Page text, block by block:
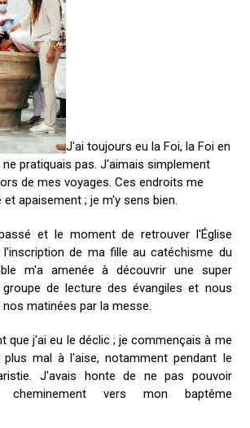
J'ai toujours eu la Foi, la Foi en
ne pratiquais pas. J'aimais simplement
de mes voyages. Ces endroits me
apaisement ; je m'y sens bien.
et le moment de retrouver l'Église
l'inscription de ma fille au catéchisme du
m'a amenée à découvrir une super
de lecture des évangiles et nous
matinées par la messe.
que j'ai eu le déclic ; je commençais à me
mal à l'aise, notamment pendant le
J'avais honte de ne pas pouvoir
cheminement vers mon baptême